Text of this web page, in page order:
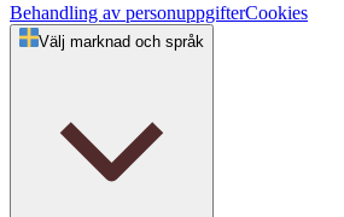
Behandling av personuppgifterCookies
Välj marknad och språk